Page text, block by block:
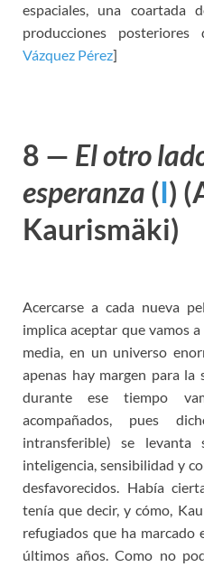
espaciales, una coartada
producciones
Vázquez Pérez]
8 — El otro
esperanza (I)
Kaurismäki)
Acercarse a cada nueva
implica aceptar que vamos
media, en un universo
apenas hay margen para la
durante ese tiempo
acompañados, pues
intransferible) se levanta
inteligencia, sensibilidad y
desfavorecidos. Había
tenía que decir, y cómo,
refugiados que ha
últimos años. Como no